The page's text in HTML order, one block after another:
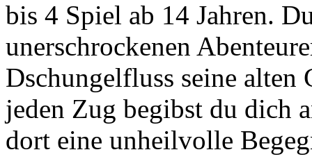
bis 4 Spiel ab 14 Jahren.
unerschrockenen
Dschungelfluss seine
jeden Zug begibst du dich
dort eine unheilvolle